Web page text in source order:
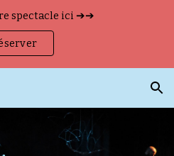
spectacle ici ➔➔